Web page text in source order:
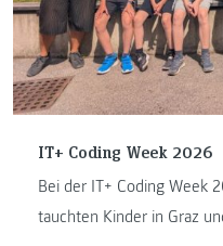
IT+ Coding Week 2026
Bei der IT+ Coding Week
tauchten Kinder in Graz